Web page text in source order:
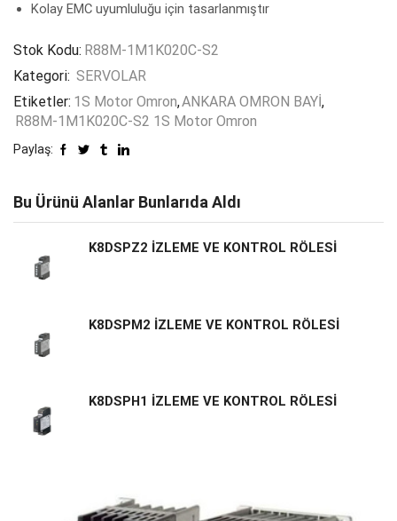
Kolay EMC uyumluluğu için tasarlanmıştır
Stok Kodu: R88M-1M1K020C-S2
Kategori: SERVOLAR
Etiketler: 1S Motor Omron,ANKARA OMRON BAYİ,
R88M-1M1K020C-S2 1S Motor Omron
Paylaş:
Bu Ürünü Alanlar Bunlarıda Aldı
K8DSPZ2 İZLEME VE KONTROL RÖLESİ
K8DSPM2 İZLEME VE KONTROL RÖLESİ
K8DSPH1 İZLEME VE KONTROL RÖLESİ